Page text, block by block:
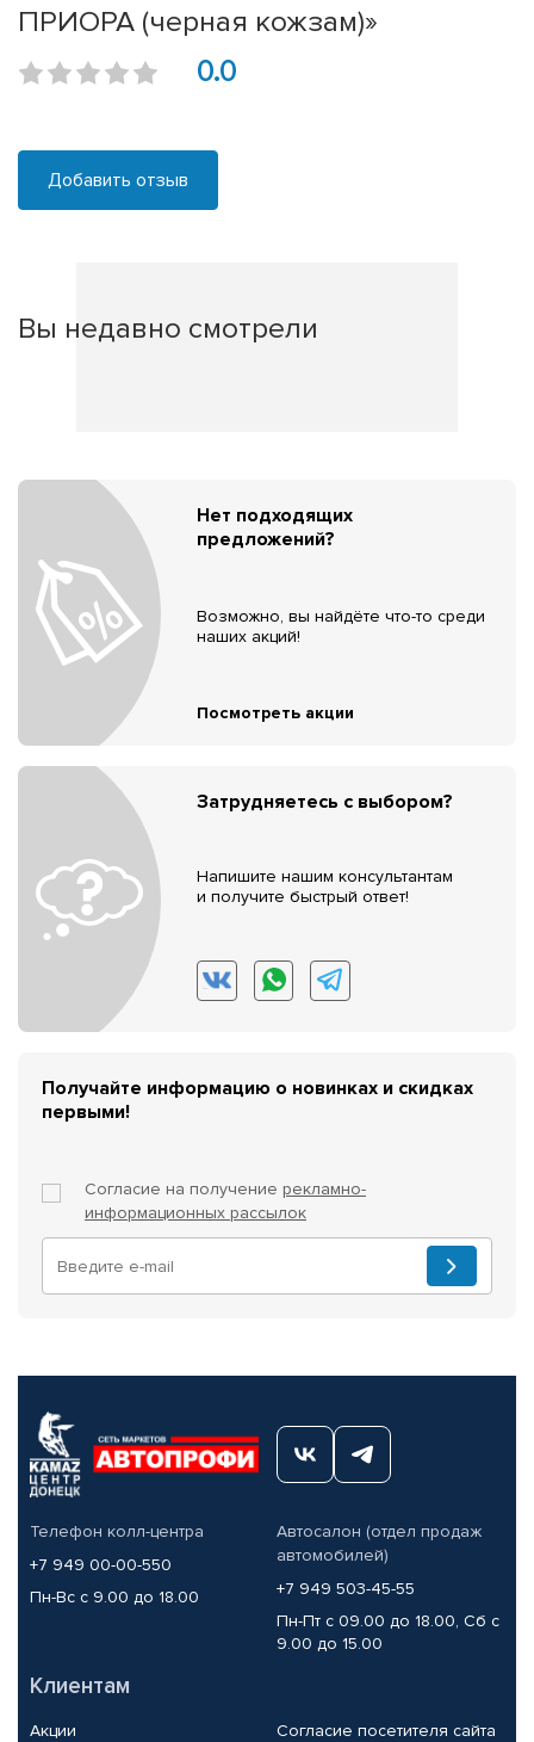
ПРИОРА (черная кожзам)»
0.0
Добавить отзыв
Вы недавно смотрели
Нет подходящих
предложений?
Возможно, вы найдёте что-то среди
наших акций!
Посмотреть акции
Затрудняетесь с выбором?
Напишите нашим консультантам
и получите быстрый ответ!
Получайте информацию о новинках и скидках
первыми!
Согласие на получение рекламно-
информационных рассылок
Телефон колл-центра
+7 949 00-00-550
Пн-Вс с 9.00 до 18.00
Автосалон (отдел продаж
автомобилей)
+7 949 503-45-55
Пн-Пт с 09.00 до 18.00, Сб с
9.00 до 15.00
Клиентам
Акции Согласие посетителя сайта